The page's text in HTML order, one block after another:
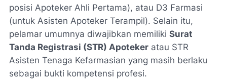
posisi Apoteker Ahli Pertama), atau D3 Farmasi
(untuk Asisten Apoteker Terampil). Selain itu,
pelamar umumnya diwajibkan memiliki Surat
Tanda Registrasi (STR) Apoteker atau STR
Asisten Tenaga Kefarmasian yang masih berlaku
sebagai bukti kompetensi profesi.